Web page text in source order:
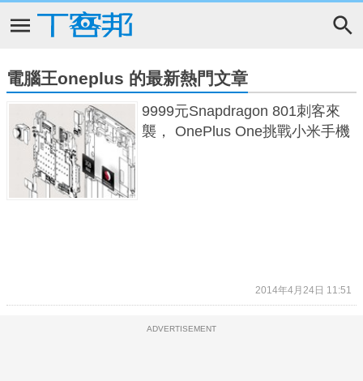
電腦王oneplus 的最新熱門文章
9999元Snapdragon 801刺客來
襲， OnePlus One挑戰小米手機
2014年4月24日 11:51
ADVERTISEMENT